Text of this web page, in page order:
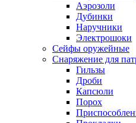
Аэрозоли
Дубинки
Наручники
Электрошоки
Сейфы оружейные
Снаряжение для
Гильзы
Дроби
Капсюли
Порох